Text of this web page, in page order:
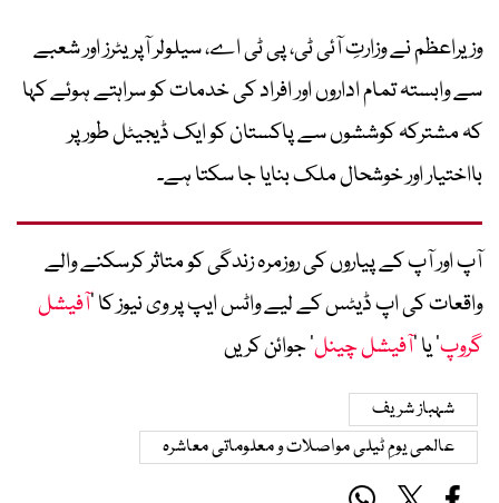
وزیراعظم نے وزارتِ آئی ٹی، پی ٹی اے، سیلولر آپریٹرز اور شعبے
سے وابستہ تمام اداروں اور افراد کی خدمات کو سراہتے ہوئے کہا
کہ مشترکہ کوششوں سے پاکستان کو ایک ڈیجیٹل طور پر
بااختیار اور خوشحال ملک بنایا جا سکتا ہے۔
آپ اور آپ کے پیاروں کی روزمرہ زندگی کو متاثر کرسکنے والے
واقعات کی اپ ڈیٹس کے لیے واٹس ایپ پر وی نیوز کا ’آفیشل
گروپ‘ یا ’آفیشل چینل‘ جوائن کریں
شہباز شریف
عالمی یومِ ٹیلی مواصلات و معلوماتی معاشرہ